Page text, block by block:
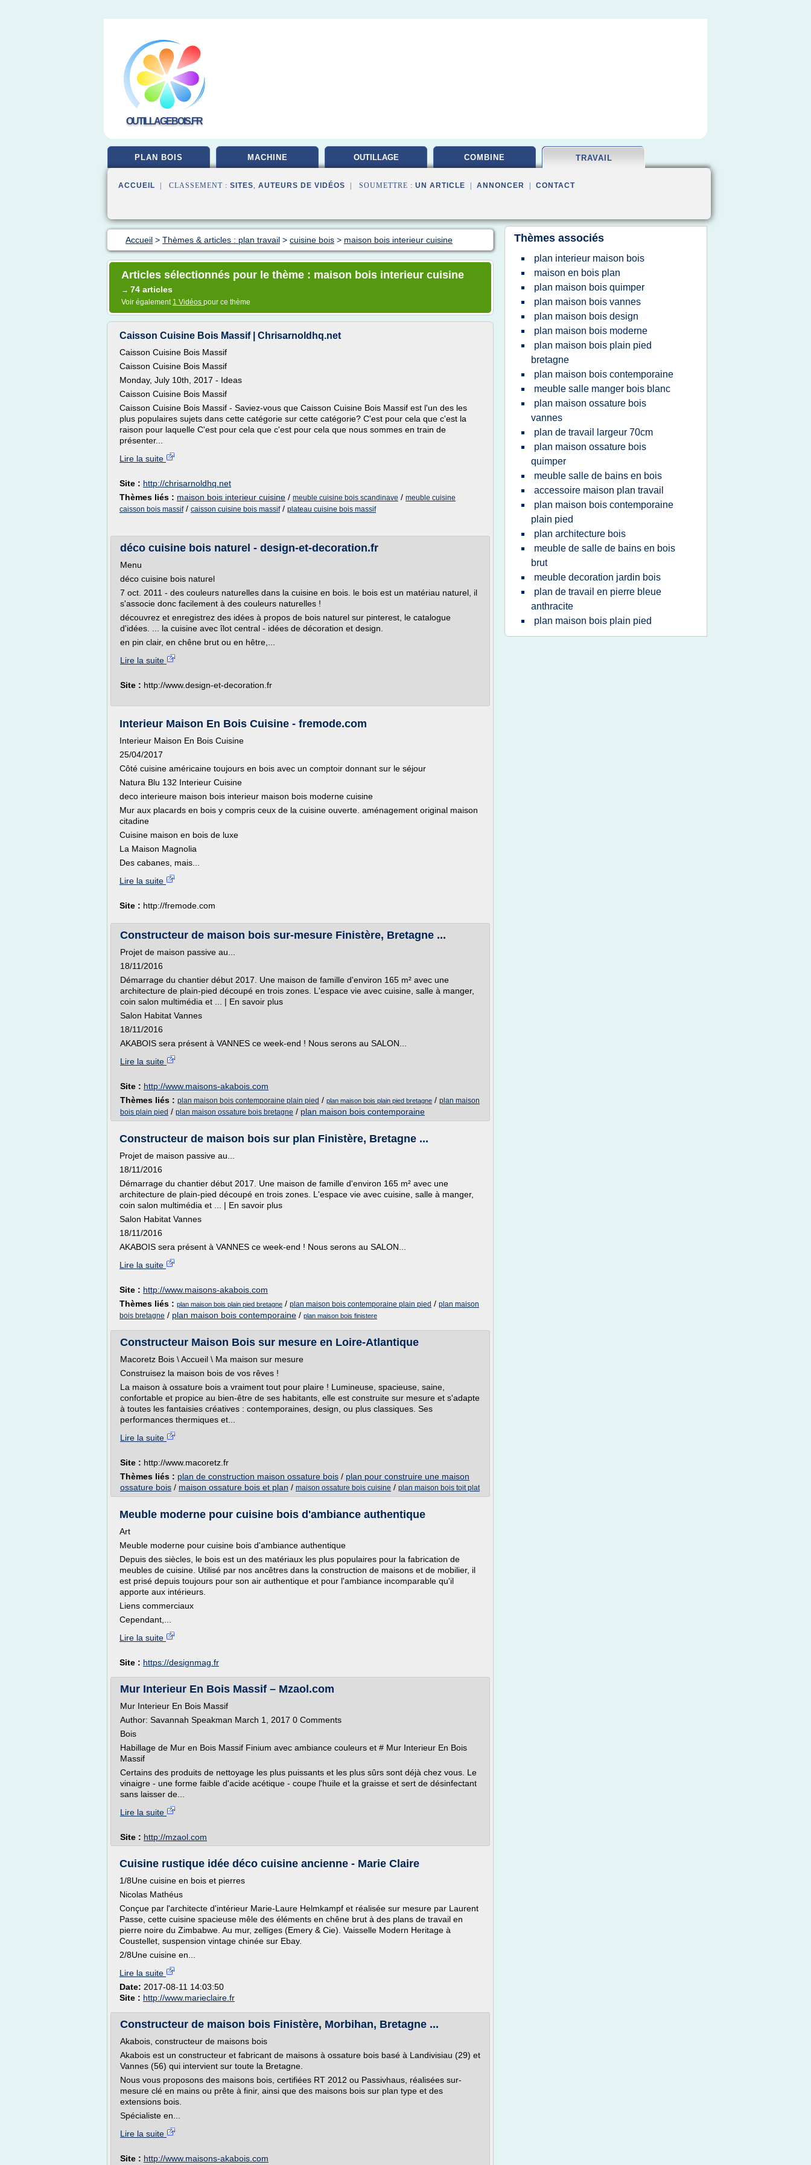
OUTILLAGEBOIS.FR
PLAN BOIS MACHINE OUTILLAGE COMBINE TRAVAIL
ACCUEIL | CLASSEMENT : SITES, AUTEURS DE VIDÉOS | SOUMETTRE : UN ARTICLE ANNONCER CONTACT
Accueil > Thèmes & articles : plan travail > cuisine bois > maison bois interieur cuisine
Articles sélectionnés pour le thème : maison bois interieur cuisine
→ 74 articles
Voir également 1 Vidéos pour ce thème
Caisson Cuisine Bois Massif | Chrisarnoldhq.net
Caisson Cuisine Bois Massif
Caisson Cuisine Bois Massif
Monday, July 10th, 2017 - Ideas
Caisson Cuisine Bois Massif
Caisson Cuisine Bois Massif - Saviez-vous que Caisson Cuisine Bois Massif est l'un des les
plus populaires sujets dans cette catégorie sur cette catégorie? C'est pour cela que c'est la
raison pour laquelle C'est pour cela que c'est pour cela que nous sommes en train de
présenter...
Lire la suite
Site : http://chrisarnoldhq.net
Thèmes liés : maison bois interieur cuisine / meuble cuisine bois scandinave / meuble cuisine
caisson bois massif/ caisson cuisine bois massif/ plateau cuisine bois massif
déco cuisine bois naturel - design-et-decoration.fr
Menu
déco cuisine bois naturel
7 oct. 2011 - des couleurs naturelles dans la cuisine en bois. le bois est un matériau naturel, il
s'associe donc facilement à des couleurs naturelles !
découvrez et enregistrez des idées à propos de bois naturel sur pinterest, le catalogue
d'idées. ... la cuisine avec îlot central - idées de décoration et design.
en pin clair, en chêne brut ou en hêtre,...
Lire la suite
Site : http://www.design-et-decoration.fr
Interieur Maison En Bois Cuisine - fremode.com
Interieur Maison En Bois Cuisine
25/04/2017
Côté cuisine américaine toujours en bois avec un comptoir donnant sur le séjour
Natura Blu 132 Interieur Cuisine
deco interieure maison bois interieur maison bois moderne cuisine
Mur aux placards en bois y compris ceux de la cuisine ouverte. aménagement original maison
citadine
Cuisine maison en bois de luxe
La Maison Magnolia
Des cabanes, mais...
Lire la suite
Site : http://fremode.com
Constructeur de maison bois sur-mesure Finistère, Bretagne ...
Projet de maison passive au...
18/11/2016
Démarrage du chantier début 2017. Une maison de famille d'environ 165 m² avec une
architecture de plain-pied découpé en trois zones. L'espace vie avec cuisine, salle à manger,
coin salon multimédia et ... | En savoir plus
Salon Habitat Vannes
18/11/2016
AKABOIS sera présent à VANNES ce week-end ! Nous serons au SALON...
Lire la suite
Site : http://www.maisons-akabois.com
Thèmes liés : plan maison bois contemporaine plain pied / plan maison bois plain pied bretagne / plan maison
bois plain pied / plan maison ossature bois bretagne / plan maison bois contemporaine
Constructeur de maison bois sur plan Finistère, Bretagne ...
Projet de maison passive au...
18/11/2016
Démarrage du chantier début 2017. Une maison de famille d'environ 165 m² avec une
architecture de plain-pied découpé en trois zones. L'espace vie avec cuisine, salle à manger,
coin salon multimédia et ... | En savoir plus
Salon Habitat Vannes
18/11/2016
AKABOIS sera présent à VANNES ce week-end ! Nous serons au SALON...
Lire la suite
Site : http://www.maisons-akabois.com
Thèmes liés : plan maison bois plain pied bretagne / plan maison bois contemporaine plain pied / plan maison
bois bretagne / plan maison bois contemporaine / plan maison bois finistere
Constructeur Maison Bois sur mesure en Loire-Atlantique
Macoretz Bois \ Accueil \ Ma maison sur mesure
Construisez la maison bois de vos rêves !
La maison à ossature bois a vraiment tout pour plaire ! Lumineuse, spacieuse, saine,
confortable et propice au bien-être de ses habitants, elle est construite sur mesure et s'adapte
à toutes les fantaisies créatives : contemporaines, design, ou plus classiques. Ses
performances thermiques et...
Lire la suite
Site : http://www.macoretz.fr
Thèmes liés : plan de construction maison ossature bois / plan pour construire une maison
ossature bois / maison ossature bois et plan / maison ossature bois cuisine / plan maison bois toit plat
Meuble moderne pour cuisine bois d'ambiance authentique
Art
Meuble moderne pour cuisine bois d'ambiance authentique
Depuis des siècles, le bois est un des matériaux les plus populaires pour la fabrication de
meubles de cuisine. Utilisé par nos ancêtres dans la construction de maisons et de mobilier, il
est prisé depuis toujours pour son air authentique et pour l'ambiance incomparable qu'il
apporte aux intérieurs.
Liens commerciaux
Cependant,...
Lire la suite
Site : https://designmag.fr
Mur Interieur En Bois Massif – Mzaol.com
Mur Interieur En Bois Massif
Author: Savannah Speakman March 1, 2017 0 Comments
Bois
Habillage de Mur en Bois Massif Finium avec ambiance couleurs et # Mur Interieur En Bois
Massif
Certains des produits de nettoyage les plus puissants et les plus sûrs sont déjà chez vous. Le
vinaigre - une forme faible d'acide acétique - coupe l'huile et la graisse et sert de désinfectant
sans laisser de...
Lire la suite
Site : http://mzaol.com
Cuisine rustique idée déco cuisine ancienne - Marie Claire
1/8Une cuisine en bois et pierres
Nicolas Mathéus
Conçue par l'architecte d'intérieur Marie-Laure Helmkampf et réalisée sur mesure par Laurent
Passe, cette cuisine spacieuse mêle des éléments en chêne brut à des plans de travail en
pierre noire du Zimbabwe. Au mur, zelliges (Emery & Cie). Vaisselle Modern Heritage à
Coustellet, suspension vintage chinée sur Ebay.
2/8Une cuisine en...
Lire la suite
Date: 2017-08-11 14:03:50
Site : http://www.marieclaire.fr
Constructeur de maison bois Finistère, Morbihan, Bretagne ...
Akabois, constructeur de maisons bois
Akabois est un constructeur et fabricant de maisons à ossature bois basé à Landivisiau (29) et
Vannes (56) qui intervient sur toute la Bretagne.
Nous vous proposons des maisons bois, certifiées RT 2012 ou Passivhaus, réalisées sur-
mesure clé en mains ou prête à finir, ainsi que des maisons bois sur plan type et des
extensions bois.
Spécialiste en...
Lire la suite
Site : http://www.maisons-akabois.com
Thèmes associés
plan interieur maison bois
maison en bois plan
plan maison bois quimper
plan maison bois vannes
plan maison bois design
plan maison bois moderne
plan maison bois plain pied
bretagne
plan maison bois contemporaine
meuble salle manger bois blanc
plan maison ossature bois
vannes
plan de travail largeur 70cm
plan maison ossature bois
quimper
meuble salle de bains en bois
accessoire maison plan travail
plan maison bois contemporaine
plain pied
plan architecture bois
meuble de salle de bains en bois
brut
meuble decoration jardin bois
plan de travail en pierre bleue
anthracite
plan maison bois plain pied